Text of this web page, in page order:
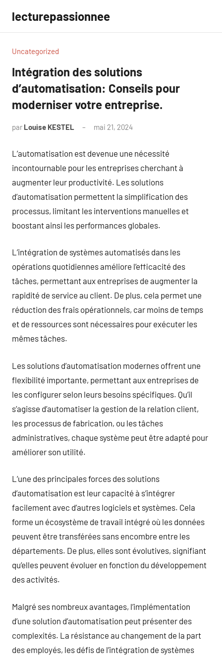
contenu
lecturepassionnee
Uncategorized
Intégration des solutions
d’automatisation: Conseils pour
moderniser votre entreprise.
par Louise KESTEL mai 21, 2024
L’automatisation est devenue une nécessité
incontournable pour les entreprises cherchant à
augmenter leur productivité. Les solutions
d’automatisation permettent la simplification des
processus, limitant les interventions manuelles et
boostant ainsi les performances globales.
L’intégration de systèmes automatisés dans les
opérations quotidiennes améliore l’efficacité des
tâches, permettant aux entreprises de augmenter la
rapidité de service au client. De plus, cela permet une
réduction des frais opérationnels, car moins de temps
et de ressources sont nécessaires pour exécuter les
mêmes tâches.
Les solutions d’automatisation modernes offrent une
flexibilité importante, permettant aux entreprises de
les configurer selon leurs besoins spécifiques. Qu’il
s’agisse d’automatiser la gestion de la relation client,
les processus de fabrication, ou les tâches
administratives, chaque système peut être adapté pour
améliorer son utilité.
L’une des principales forces des solutions
d’automatisation est leur capacité à s’intégrer
facilement avec d’autres logiciels et systèmes. Cela
forme un écosystème de travail intégré où les données
peuvent être transférées sans encombre entre les
départements. De plus, elles sont évolutives, signifiant
qu’elles peuvent évoluer en fonction du développement
des activités.
Malgré ses nombreux avantages, l’implémentation
d’une solution d’automatisation peut présenter des
complexités. La résistance au changement de la part
des employés, les défis de l’intégration de systèmes